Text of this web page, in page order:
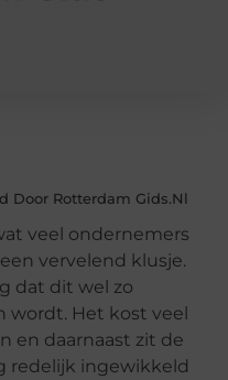
Door Rotterdam Gids.nl
veel ondernemers
vervelend klusje.
dat dit wel zo
wordt. Het kost veel
en daarnaast zit de
redelijk ingewikkeld